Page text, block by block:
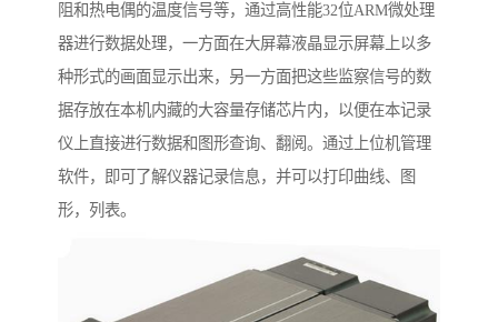
阻和热电偶的温度信号等，通过高性能32位ARM微处理
器进行数据处理，一方面在大屏幕液晶显示屏幕上以多
种形式的画面显示出来，另一方面把这些监察信号的数
据存放在本机内藏的大容量存储芯片内，以便在本记录
仪上直接进行数据和图形查询、翻阅。通过上位机管理
软件，即可了解仪器记录信息，并可以打印曲线、图
形，列表。